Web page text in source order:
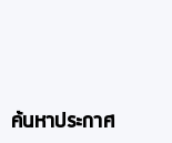
ค้นหาประกาศ